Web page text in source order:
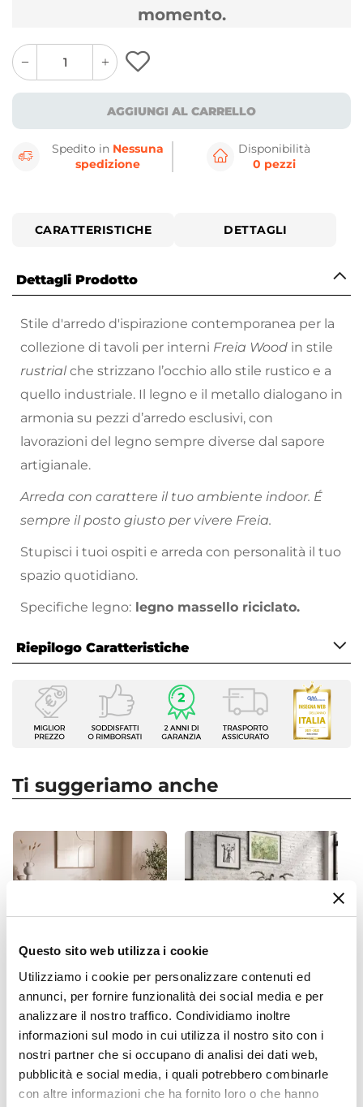
Questo sito web utilizza i cookie
Utilizziamo i cookie per personalizzare contenuti ed
annunci, per fornire funzionalità dei social media e per
analizzare il nostro traffico. Condividiamo inoltre
informazioni sul modo in cui utilizza il nostro sito con i
nostri partner che si occupano di analisi dei dati web,
pubblicità e social media, i quali potrebbero combinarle
con altre informazioni che ha fornito loro o che hanno
momento.
quantity
button
quantity
minus
button
AGGIUNGI AL CARRELLO
Spedito in Nessuna
spedizione
Disponibilità
0 pezzi
CARATTERISTICHE DETTAGLI
Dettagli Prodotto
Stile d'arredo d'ispirazione contemporanea per la
collezione di tavoli per interni Freia Wood in stile
rustrial che strizzano l’occhio allo stile rustico e a
quello industriale. Il legno e il metallo dialogano in
armonia su pezzi d’arredo esclusivi, con
lavorazioni del legno sempre diverse dal sapore
artigianale.
Arreda con carattere il tuo ambiente indoor. É
sempre il posto giusto per vivere Freia.
Stupisci i tuoi ospiti e arreda con personalità il tuo
spazio quotidiano.
Specifiche legno: legno massello riciclato.
Riepilogo Caratteristiche
Caratteristiche
Serie
Freia Wood
Tavolo fisso
Dimensioni
Altezza
77 cm
Legno
Colore Gambe
Nero
Materiale Piano
Legno
Materiale Gambe
Acciaio
Ti suggeriamo anche
FN-VLN
Set 4 sedie in velluto blu
- Finesse
€ 116,00
Consolle 118x75h cm in
nero - Freia Acacia
€ 146,00